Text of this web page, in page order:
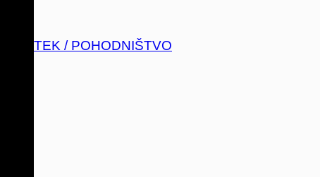
TEK / POHODNIŠTVO